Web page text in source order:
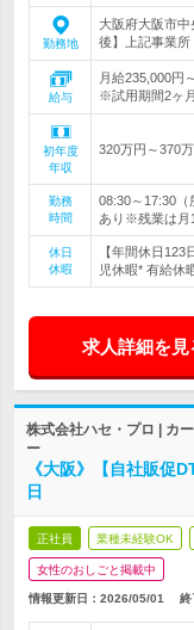
勤務地
大阪府大阪市
後】上記事業所
給与
月給235,000円
※試用期間2ヶ
初年度
年収
320万円～370
勤務
時間
08:30～17:30
あり※残業は月
休日
休暇
【年間休日
児休暇* 有給休
求人詳細を見
株式会社ハセ・プロ | カ
ー
《大阪》【自社販促
日
正社員 業種未経験OK
女性のおしごと掲載中
情報更新日：2026/05/01 終